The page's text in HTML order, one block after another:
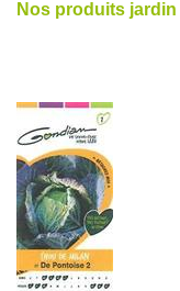
Nos produits jardin